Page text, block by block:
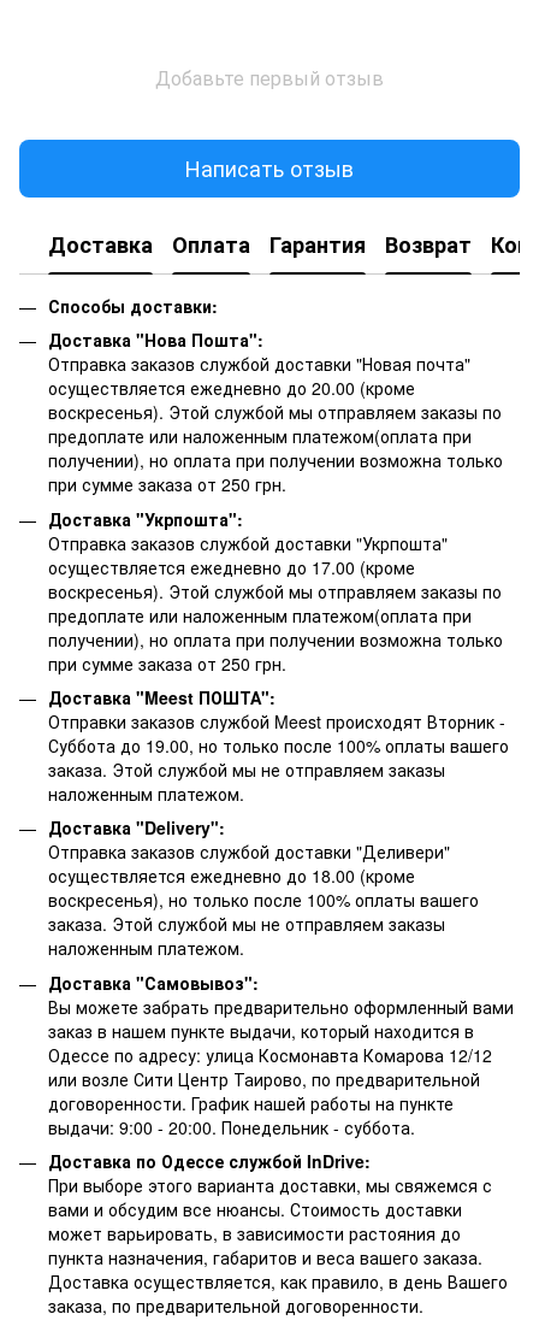
Добавьте первый отзыв
Написать отзыв
Доставка Оплата Гарантия Возврат
Способы доставки:
Доставка "Нова Пошта":
Отправка заказов службой доставки "Новая почта"
осуществляется ежедневно до 20.00 (кроме
воскресенья). Этой службой мы отправляем заказы по
предоплате или наложенным платежом(оплата при
получении), но оплата при получении возможна только
при сумме заказа от 250 грн.
Доставка "Укрпошта":
Отправка заказов службой доставки "Укрпошта"
осуществляется ежедневно до 17.00 (кроме
воскресенья). Этой службой мы отправляем заказы по
предоплате или наложенным платежом(оплата при
получении), но оплата при получении возможна только
при сумме заказа от 250 грн.
Доставка "Meest ПОШТА":
Отправки заказов службой Meest происходят Вторник -
Суббота до 19.00, но только после 100% оплаты вашего
заказа. Этой службой мы не отправляем заказы
наложенным платежом.
Доставка "Delivery":
Отправка заказов службой доставки "Деливери"
осуществляется ежедневно до 18.00 (кроме
воскресенья), но только после 100% оплаты вашего
заказа. Этой службой мы не отправляем заказы
наложенным платежом.
Доставка "Самовывоз":
Вы можете забрать предварительно оформленный вами
заказ в нашем пункте выдачи, который находится в
Одессе по адресу: улица Космонавта Комарова 12/12
или возле Сити Центр Таирово, по предварительной
договоренности. График нашей работы на пункте
выдачи: 9:00 - 20:00. Понедельник - суббота.
Доставка по Одессе службой InDrive:
При выборе этого варианта доставки, мы свяжемся с
вами и обсудим все нюансы. Стоимость доставки
может варьировать, в зависимости растояния до
пункта назначения, габаритов и веса вашего заказа.
Доставка осуществляется, как правило, в день Вашего
заказа, по предварительной договоренности.